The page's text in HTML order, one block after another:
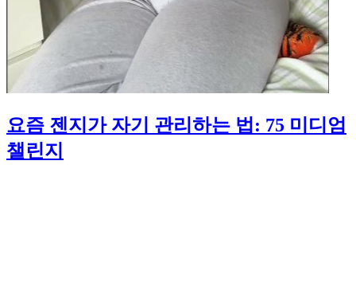
요즘 젠지가 자기 관리하는 법: 75 미디엄
챌린지